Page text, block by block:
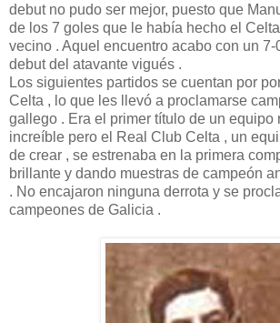
debut no pudo ser mejor, puesto que
de los 7 goles que le había hecho el
vecino . Aquel encuentro acabo con un
debut del atavante vigués .
Los siguientes partidos se cuentan por
Celta , lo que les llevó a proclamarse
gallego . Era el primer título de un equipo
increíble pero el Real Club Celta , un
de crear , se estrenaba en la primera
brillante y dando muestras de campeón
. No encajaron ninguna derrota y se
campeones de Galicia .